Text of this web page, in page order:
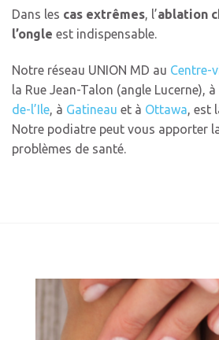
Dans les cas extrêmes, l’ablation
l’ongle est indispensable.
Notre réseau UNION MD au Centre-
la Rue Jean-Talon (angle Lucerne), à
de-l’Ile, à Gatineau et à Ottawa, est
Notre podiatre peut vous apporter
problèmes de santé.